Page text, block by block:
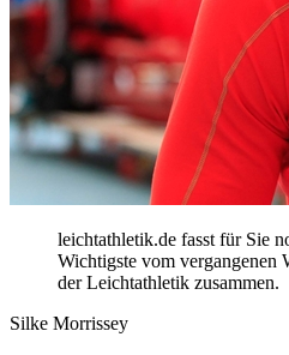
leichtathletik.de fasst für Sie
Wichtigste vom vergangenen
der Leichtathletik zusammen.
Silke Morrissey